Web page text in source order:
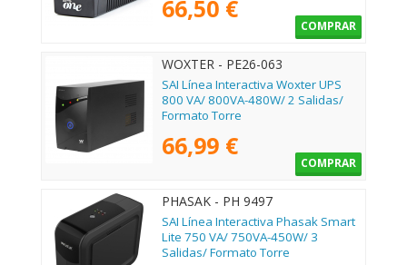
66,50 €
COMPRAR
WOXTER - PE26-063
SAI Línea Interactiva Woxter UPS
800 VA/ 800VA-480W/ 2 Salidas/
Formato Torre
66,99 €
COMPRAR
PHASAK - PH 9497
SAI Línea Interactiva Phasak Smart
Lite 750 VA/ 750VA-450W/ 3
Salidas/ Formato Torre